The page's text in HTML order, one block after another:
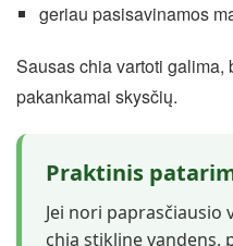
geriau pasisavinamos
Sausas chia vartoti galima,
pakankamai skysčių.
Praktinis
Jei nori paprasčiausio
chia stikline vandens,